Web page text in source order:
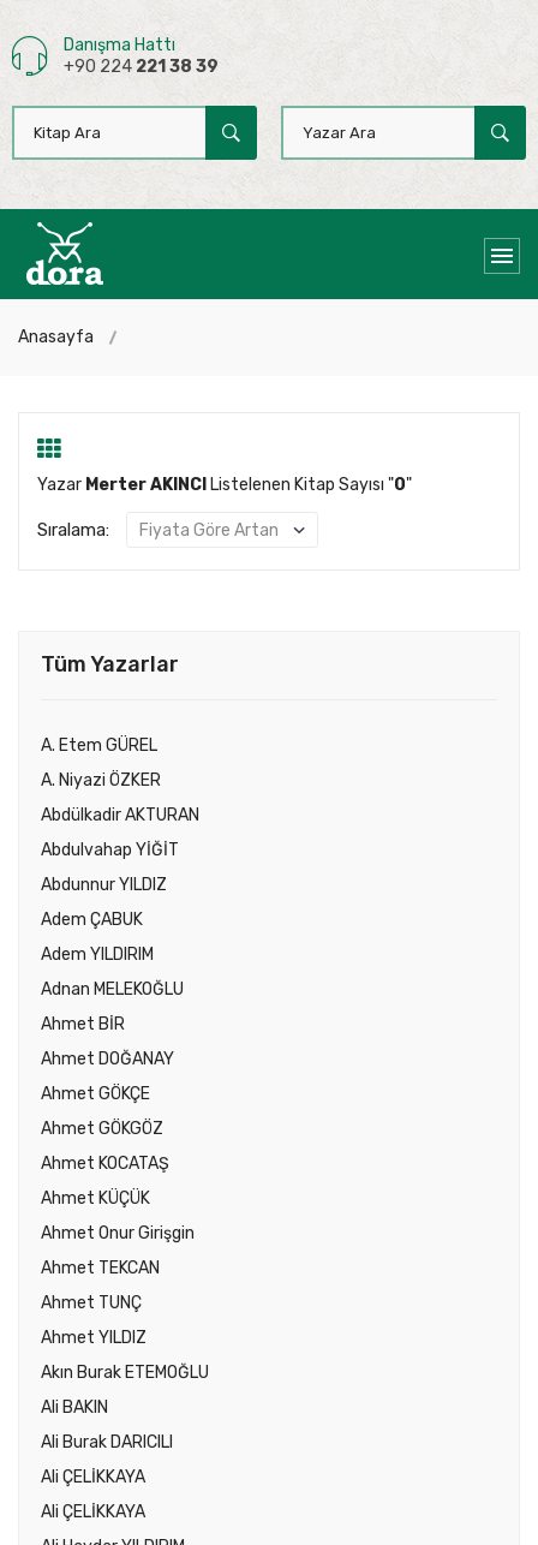
Danışma Hattı
+90 224 221 38 39
Anasayfa
Yazar Merter AKINCI Listelenen Kitap Sayısı "0"
Sıralama:
Tüm Yazarlar
A. Etem GÜREL
A. Niyazi ÖZKER
Abdülkadir AKTURAN
Abdulvahap YİĞİT
Abdunnur YILDIZ
Adem ÇABUK
Adem YILDIRIM
Adnan MELEKOĞLU
Ahmet BİR
Ahmet DOĞANAY
Ahmet GÖKÇE
Ahmet GÖKGÖZ
Ahmet KOCATAŞ
Ahmet KÜÇÜK
Ahmet Onur Girişgin
Ahmet TEKCAN
Ahmet TUNÇ
Ahmet YILDIZ
Akın Burak ETEMOĞLU
Ali BAKIN
Ali Burak DARICILI
Ali ÇELİKKAYA
Ali ÇELİKKAYA